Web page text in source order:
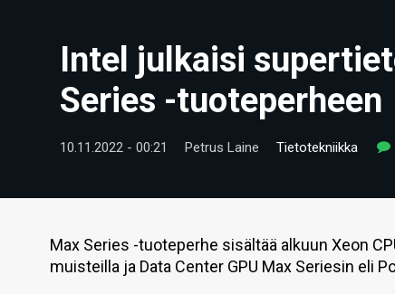
Intel julkaisi
Series -tuoteperheen
10.11.2022 - 00:21 Petrus Laine Tietotekniikka
Max Series -tuoteperhe sisältää alkuun Xeon
muisteilla ja Data Center GPU Max Seriesin eli